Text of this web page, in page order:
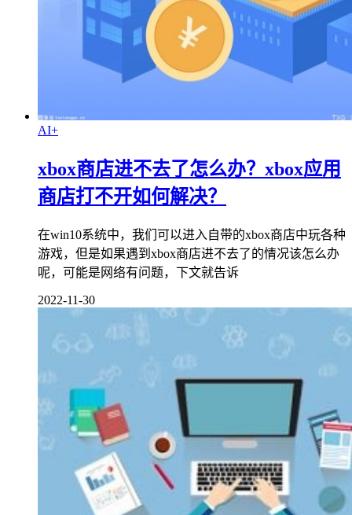
AI+
xbox商店进不去了怎么办？xbox应用
商店打不开如何解决？
在win10系统中，我们可以进入自带的xbox商店中玩各种
游戏，但是如果遇到xbox商店进不去了的情况该怎么办
呢，可能是网络有问题，下文就告诉
2022-11-30